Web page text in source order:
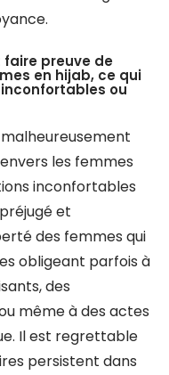
preuve de
en hijab, ce qui
ou
les femmes
inconfortables
et
des femmes qui
obligeant parfois à
des
même à des actes
Il est regrettable
persistent dans